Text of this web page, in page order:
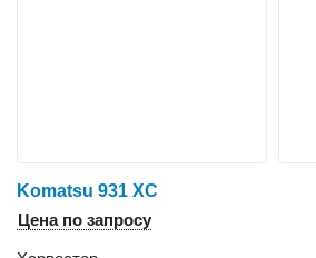
Komatsu 931 XC
Цена по запросу